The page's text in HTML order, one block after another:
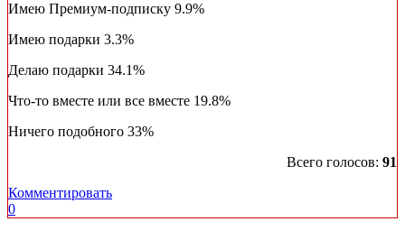
Имею Премиум-подписку 9.9%
Имею подарки 3.3%
Делаю подарки 34.1%
Что-то вместе или все вместе 19.8%
Ничего подобного 33%
Всего голосов: 91
Комментировать
0